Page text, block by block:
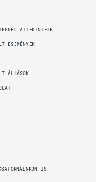
ÁTTEKINTÉSE
ESEMÉNYEK
ÁLLÁSOK
IS!